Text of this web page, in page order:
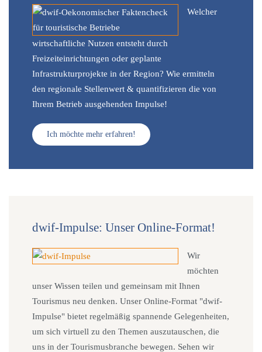
Welcher
wirtschaftliche Nutzen entsteht durch
Freizeiteinrichtungen oder geplante
Infrastrukturprojekte in der Region? Wie ermitteln
den regionale Stellenwert & quantifizieren die von
Ihrem Betrieb ausgehenden Impulse!
Ich möchte mehr erfahren!
dwif-Impulse: Unser Online-Format!
Wir
möchten
unser Wissen teilen und gemeinsam mit Ihnen
Tourismus neu denken. Unser Online-Format "dwif-
Impulse" bietet regelmäßig spannende Gelegenheiten,
um sich virtuell zu den Themen auszutauschen, die
uns in der Tourismusbranche bewegen. Sehen wir